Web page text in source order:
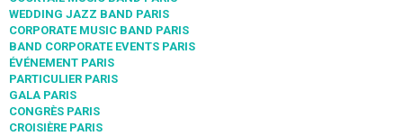
WEDDING JAZZ BAND PARIS
CORPORATE MUSIC BAND PARIS
BAND CORPORATE EVENTS PARIS
ÉVÉNEMENT PARIS
PARTICULIER PARIS
GALA PARIS
CONGRÈS PARIS
CROISIÈRE PARIS